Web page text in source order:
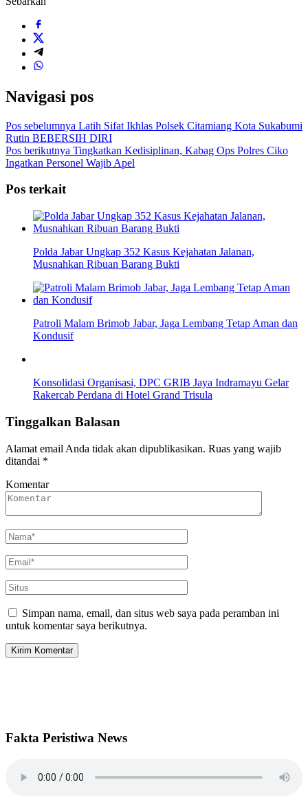
Navigasi pos
Pos sebelumnya Latih Sifat Ikhlas Polsek Citamiang Kota Sukabumi
Rutin BEBERSIH DIRI
Pos berikutnya Tingkatkan Kedisiplinan, Kabag Ops Polres Ciko
Ingatkan Personel Wajib Apel
Pos terkait
Polda Jabar Ungkap 352 Kasus Kejahatan Jalanan,
Musnahkan Ribuan Barang Bukti
Patroli Malam Brimob Jabar, Jaga Lembang Tetap Aman dan
Kondusif
Konsolidasi Organisasi, DPC GRIB Jaya Indramayu Gelar
Rakercab Perdana di Hotel Grand Trisula
Tinggalkan Balasan
Alamat email Anda tidak akan dipublikasikan. Ruas yang wajib
ditandai *
Komentar
Simpan nama, email, dan situs web saya pada peramban ini
untuk komentar saya berikutnya.
Fakta Peristiwa News